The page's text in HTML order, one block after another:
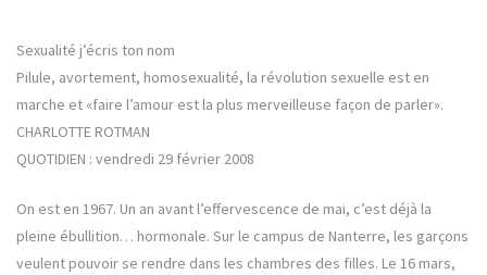
Sexualité j’écris ton nom
Pilule, avortement, homosexualité, la révolution sexuelle est en
marche et «faire l’amour est la plus merveilleuse façon de parler».
CHARLOTTE ROTMAN
QUOTIDIEN : vendredi 29 février 2008
On est en 1967. Un an avant l’effervescence de mai, c’est déjà la
pleine ébullition… hormonale. Sur le campus de Nanterre, les garçons
veulent pouvoir se rendre dans les chambres des filles. Le 16 mars,